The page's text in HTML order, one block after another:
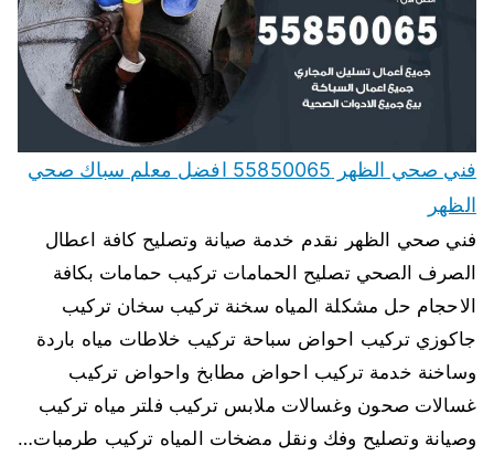
فني صحي الظهر 55850065 افضل معلم سباك صحي
الظهر
فني صحي الظهر نقدم خدمة صيانة وتصليح كافة اعطال
الصرف الصحي تصليح الحمامات تركيب حمامات بكافة
الاحجام حل مشكلة المياه سخنة تركيب سخان تركيب
جاكوزي تركيب احواض سباحة تركيب خلاطات مياه باردة
وساخنة خدمة تركيب احواض مطابخ واحواض تركيب
غسالات صحون وغسالات ملابس تركيب فلتر مياه تركيب
وصيانة وتصليح وفك ونقل مضخات المياه تركيب طرمبات…